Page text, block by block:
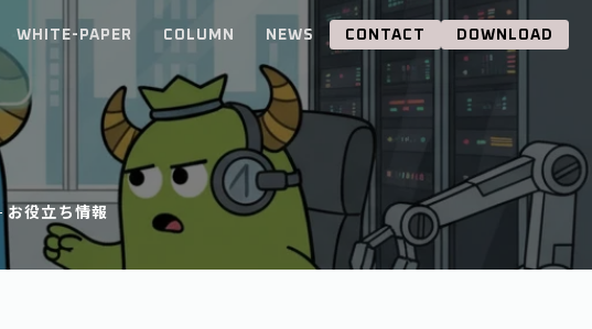
WHITE-PAPER COLUMN NEWS CONTACT DOWNLOAD
お役立ち情報